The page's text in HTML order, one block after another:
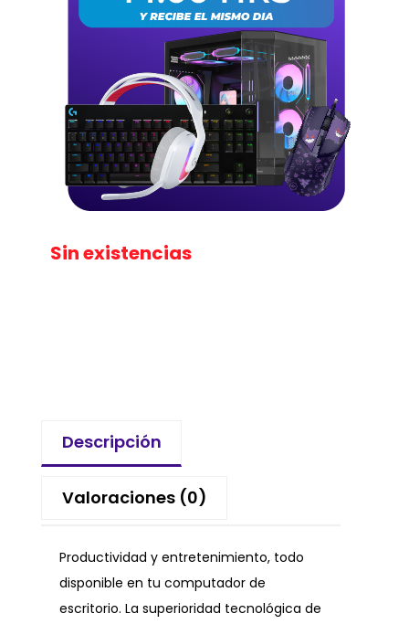
Sin existencias
Descripción
Valoraciones (0)
Productividad y entretenimiento, todo
disponible en tu computador de
escritorio. La superioridad tecnológica de